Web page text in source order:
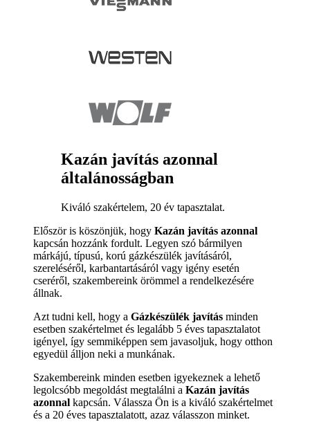
Kazán javítás azonnal
általánosságban
Kiváló szakértelem, 20 év tapasztalat.
Először is köszönjük, hogy Kazán javítás azonnal
kapcsán hozzánk fordult. Legyen szó bármilyen
márkájú, típusú, korú gázkészülék javításáról,
szereléséről, karbantartásáról vagy igény esetén
cseréről, szakembereink örömmel a rendelkezésére
állnak.
Azt tudni kell, hogy a Gázkészülék javítás minden
esetben szakértelmet és legalább 5 éves tapasztalatot
igényel, így semmiképpen sem javasoljuk, hogy otthon
egyedül álljon neki a munkának.
Szakembereink minden esetben igyekeznek a lehető
legolcsóbb megoldást megtalálni a Kazán javítás
azonnal kapcsán. Válassza Ön is a kiváló szakértelmet
és a 20 éves tapasztalatott, azaz válasszon minket.